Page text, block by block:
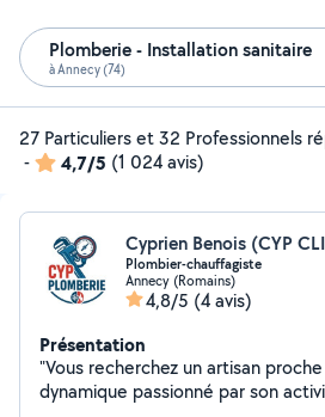
Plomberie - Installation sanitaire
à Annecy (74)
27 Particuliers et 32 Professionnels
-
4,7/5 (1 024 avis)
Plombier-chauffagiste
Annecy (Romains)
4,8/5 (4 avis)
Présentation
"Vous recherchez un artisan
dynamique passionné par son